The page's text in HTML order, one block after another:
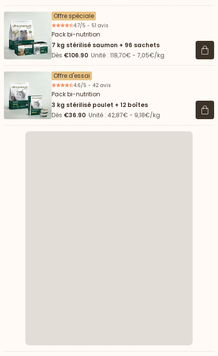
Offre spéciale
4.7/5 - 51 avis
Pack bi-nutrition
7 kg stérilisé saumon + 96 sachets
Dès €106.90 Unité : 118,70€ - 7,05€/kg Voir
Offre d'essai
4.6/5 - 42 avis
Pack bi-nutrition
3 kg stérilisé poulet + 12 boîtes
Dès €36.90 Unité : 42,87€ - 9,18€/kg Voir